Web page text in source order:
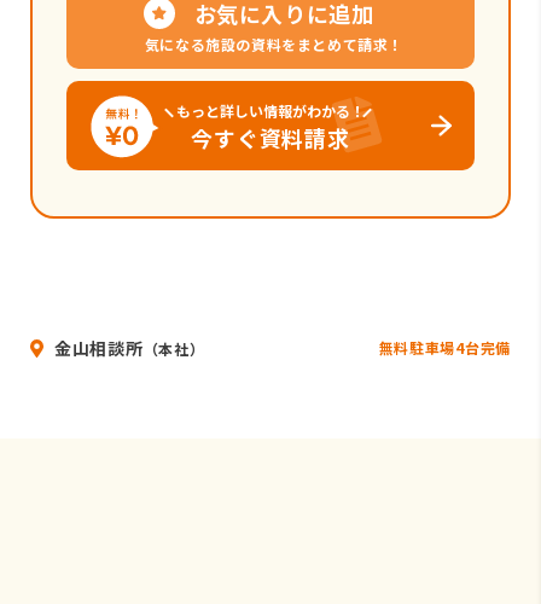
お気に入りに追加
気になる施設の資料をまとめて請求！
もっと詳しい情報がわかる！
今すぐ資料請求
金山相談所 （本社） 無料駐車場4台完備